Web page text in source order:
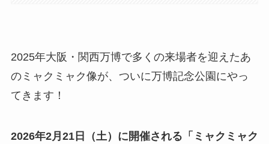
2025年大阪・関西万博で多くの来場者を迎えたあ
のミャクミャク像が、ついに万博記念公園にやっ
てきます！
2026年2月21日（土）に開催される「ミャクミャク